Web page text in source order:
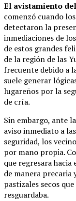
El avistamiento
comenzó cuando
detectaron la
inmediaciones de
de estos grandes
de la región de las
frecuente debido a
suele generar
lugareños por la
de cría.
Sin embargo, ante
aviso inmediato a
seguridad, los
por mano propia.
que regresara
de manera precaria
pastizales secos
resguardaba.